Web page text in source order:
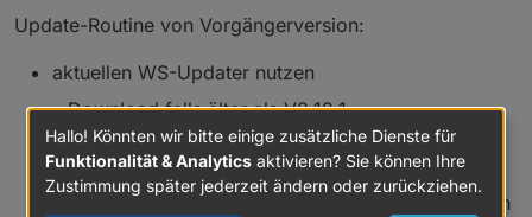
Update-Routine von Vorgängerversion:
aktuellen WS-Updater nutzen
Download falls älter als V2.12.1
./ws_updater.shim Installationsverzeichnis
ausführen
Menüpunkt "4" wählen und die Fragen beantworten
Hallo! Könnten wir bitte einige zusätzliche Dienste für
Funktionalität & Analytics aktivieren? Sie können Ihre
Zustimmung später jederzeit ändern oder zurückziehen.